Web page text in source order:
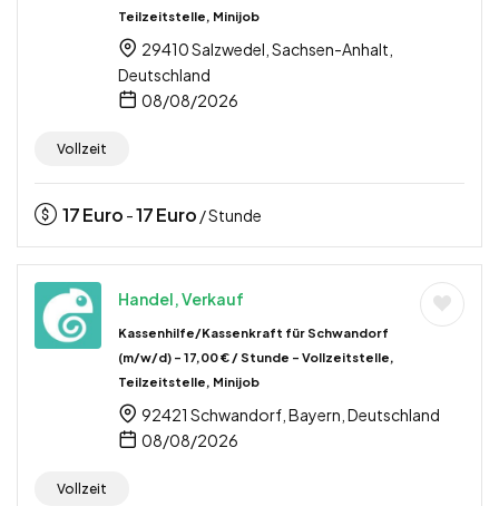
Teilzeitstelle, Minijob
29410 Salzwedel, Sachsen-Anhalt,
Deutschland
08/08/2026
Vollzeit
17Euro -17Euro / Stunde
Handel, Verkauf
Kassenhilfe/Kassenkraft für Schwandorf
(m/w/d) – 17,00 € / Stunde – Vollzeitstelle,
Teilzeitstelle, Minijob
92421 Schwandorf, Bayern, Deutschland
08/08/2026
Vollzeit